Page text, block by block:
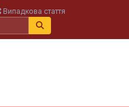
Випадкова стаття